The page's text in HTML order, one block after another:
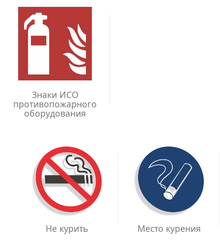
Знаки ИСО
противопожарного
оборудования
Не курить Место курения